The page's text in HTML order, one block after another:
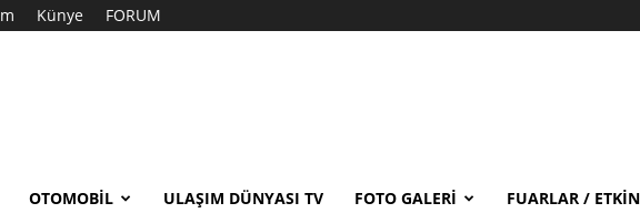
Künye FORUM
OTOMOBIL ULAŞIM DÜNYASI TV FOTO GALERI FUARLAR /